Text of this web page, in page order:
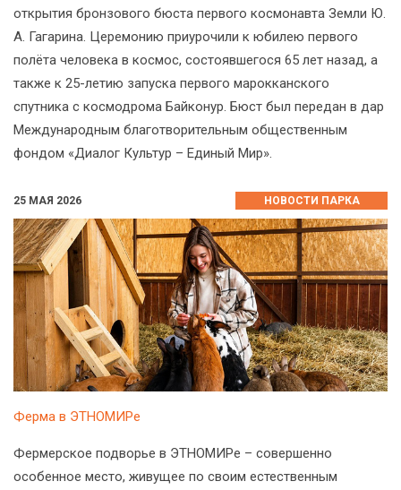
открытия бронзового бюста первого космонавта Земли Ю.
А. Гагарина. Церемонию приурочили к юбилею первого
полёта человека в космос, состоявшегося 65 лет назад, а
также к 25-летию запуска первого марокканского
спутника с космодрома Байконур. Бюст был передан в дар
Международным благотворительным общественным
фондом «Диалог Культур – Единый Мир».
25 МАЯ 2026 НОВОСТИ ПАРКА
Ферма в ЭТНОМИРе
Фермерское подворье в ЭТНОМИРе – совершенно
особенное место, живущее по своим естественным